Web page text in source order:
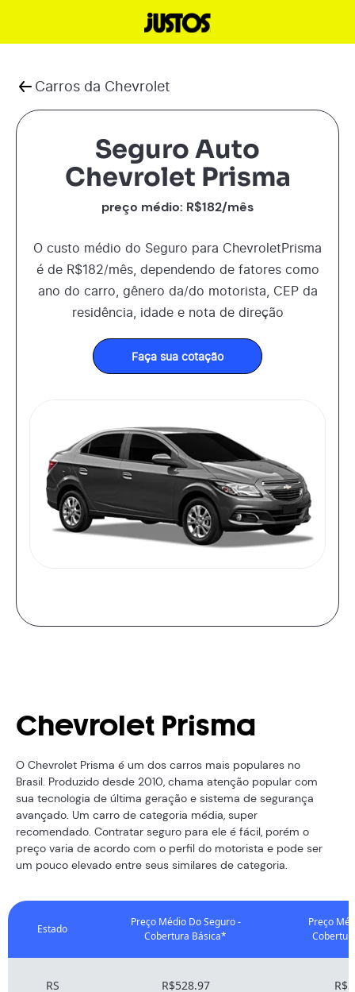
Carros da Chevrolet
Seguro Auto
Chevrolet Prisma
preço médio: R$182/mês
O custo médio do Seguro para ChevroletPrisma
é de R$182/mês, dependendo de fatores como
ano do carro, gênero da/do motorista, CEP da
residência, idade e nota de direção
Faça sua cotação
Chevrolet Prisma
O Chevrolet Prisma é um dos carros mais populares no
Brasil. Produzido desde 2010, chama atenção popular com
sua tecnologia de última geração e sistema de segurança
avançado. Um carro de categoria média, super
recomendado. Contratar seguro para ele é fácil, porém o
preço varia de acordo com o perfil do motorista e pode ser
um pouco elevado entre seus similares de categoria.
Estado
Preço Médio Do Seguro -
Cobertura Básica*
Preço
RS R$528.97